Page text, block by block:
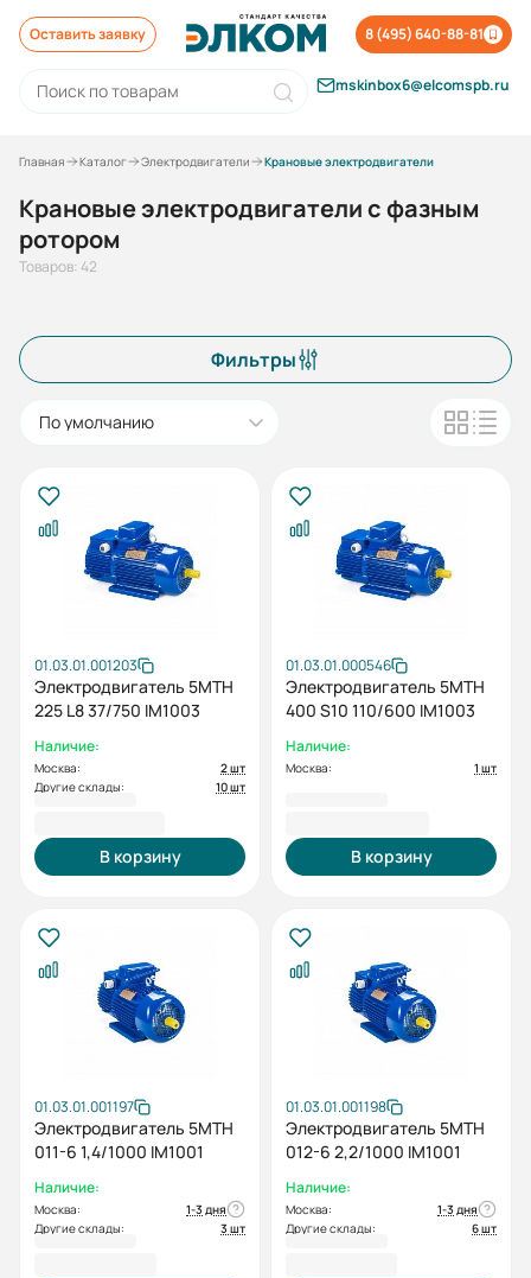
Оставить заявку 8 (495) 640-88-81
mskinbox6@elcomspb.ru
Главная Каталог Электродвигатели Крановые электродвигатели
Крановые электродвигатели с фазным
ротором
Товаров: 42
Фильтры
По умолчанию
01.03.01.001203
Электродвигатель 5МТН
225 L8 37/750 IM1003
Наличие:
Москва:
2 шт
Другие склады:
10 шт
В корзину
01.03.01.000546
Электродвигатель 5MTH
400 S10 110/600 IM1003
Наличие:
Москва: 1 шт
В корзину
01.03.01.001197
Электродвигатель 5МТН
011-6 1,4/1000 IM1001
Наличие:
Москва:
1-3 дня
Другие склады:
3 шт
01.03.01.001198
Электродвигатель 5МТН
012-6 2,2/1000 IM1001
Наличие:
Москва:
1-3 дня
Другие склады:
6 шт